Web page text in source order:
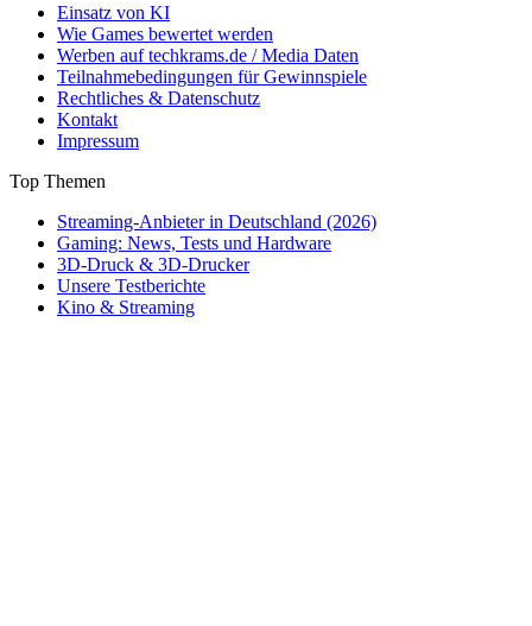
Einsatz von KI
Wie Games bewertet werden
Werben auf techkrams.de / Media Daten
Teilnahmebedingungen für Gewinnspiele
Rechtliches & Datenschutz
Kontakt
Impressum
Top Themen
Streaming-Anbieter in Deutschland (2026)
Gaming: News, Tests und Hardware
3D-Druck & 3D-Drucker
Unsere Testberichte
Kino & Streaming